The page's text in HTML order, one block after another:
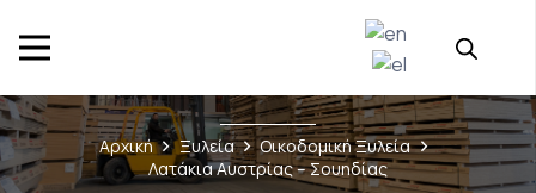
Αρχική Ξυλεία
Οικοδομική Ξυλεία
Λατάκια Αυστρίας – Σουηδίας